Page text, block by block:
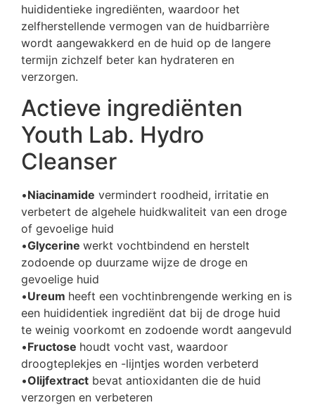
huididentieke ingrediënten, waardoor het
zelfherstellende vermogen van de huidbarrière
wordt aangewakkerd en de huid op de langere
termijn zichzelf beter kan hydrateren en
verzorgen.
Actieve ingrediënten
Youth Lab. Hydro
Cleanser
•Niacinamide vermindert roodheid, irritatie en
verbetert de algehele huidkwaliteit van een droge
of gevoelige huid
•Glycerine werkt vochtbindend en herstelt
zodoende op duurzame wijze de droge en
gevoelige huid
•Ureum heeft een vochtinbrengende werking en is
een huididentiek ingrediënt dat bij de droge huid
te weinig voorkomt en zodoende wordt aangevuld
•Fructose houdt vocht vast, waardoor
droogteplekjes en -lijntjes worden verbeterd
•Olijfextract bevat antioxidanten die de huid
verzorgen en verbeteren